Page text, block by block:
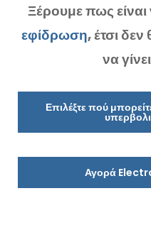
Ξέρουμε πως είναι
εφίδρωση, έτσι
να
Επιλέξτε πού
Αγορά